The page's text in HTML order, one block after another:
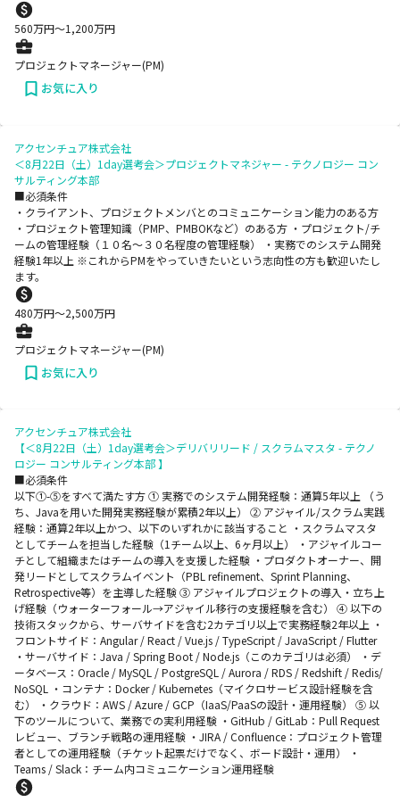
560万円〜1,200万円
プロジェクトマネージャー(PM)
お気に入り
アクセンチュア株式会社
＜8月22日（土）1day選考会＞プロジェクトマネジャー - テクノロジー コン
サルティング本部
■必須条件
・クライアント、プロジェクトメンバとのコミュニケーション能力のある方
・プロジェクト管理知識（PMP、PMBOKなど）のある方 ・プロジェクト/チ
ームの管理経験（１０名～３０名程度の管理経験） ・実務でのシステム開発
経験1年以上 ※これからPMをやっていきたいという志向性の方も歓迎いたし
ます。
480万円〜2,500万円
プロジェクトマネージャー(PM)
お気に入り
アクセンチュア株式会社
【＜8月22日（土）1day選考会＞デリバリリード / スクラムマスタ - テクノ
ロジー コンサルティング本部 】
■必須条件
以下①-⑤をすべて満たす方 ① 実務でのシステム開発経験：通算5年以上 （う
ち、Javaを用いた開発実務経験が累積2年以上） ② アジャイル/スクラム実践
経験：通算2年以上かつ、以下のいずれかに該当すること ・スクラムマスタ
としてチームを担当した経験（1チーム以上、6ヶ月以上） ・アジャイルコー
チとして組織またはチームの導入を支援した経験 ・プロダクトオーナー、開
発リードとしてスクラムイベント（PBL refinement、Sprint Planning、
Retrospective等）を主導した経験 ③ アジャイルプロジェクトの導入・立ち上
げ経験（ウォーターフォール→アジャイル移行の支援経験を含む） ④ 以下の
技術スタックから、サーバサイドを含む2カテゴリ以上で実務経験2年以上 ・
フロントサイド：Angular / React / Vue.js / TypeScript / JavaScript / Flutter
・サーバサイド：Java / Spring Boot / Node.js（このカテゴリは必須） ・デ
ータベース：Oracle / MySQL / PostgreSQL / Aurora / RDS / Redshift / Redis/
NoSQL ・コンテナ：Docker / Kubernetes（マイクロサービス設計経験を含
む） ・クラウド：AWS / Azure / GCP（IaaS/PaaSの設計・運用経験） ⑤ 以
下のツールについて、業務での実利用経験 ・GitHub / GitLab：Pull Request
レビュー、ブランチ戦略の運用経験 ・JIRA / Confluence：プロジェクト管理
者としての運用経験（チケット起票だけでなく、ボード設計・運用） ・
Teams / Slack：チーム内コミュニケーション運用経験